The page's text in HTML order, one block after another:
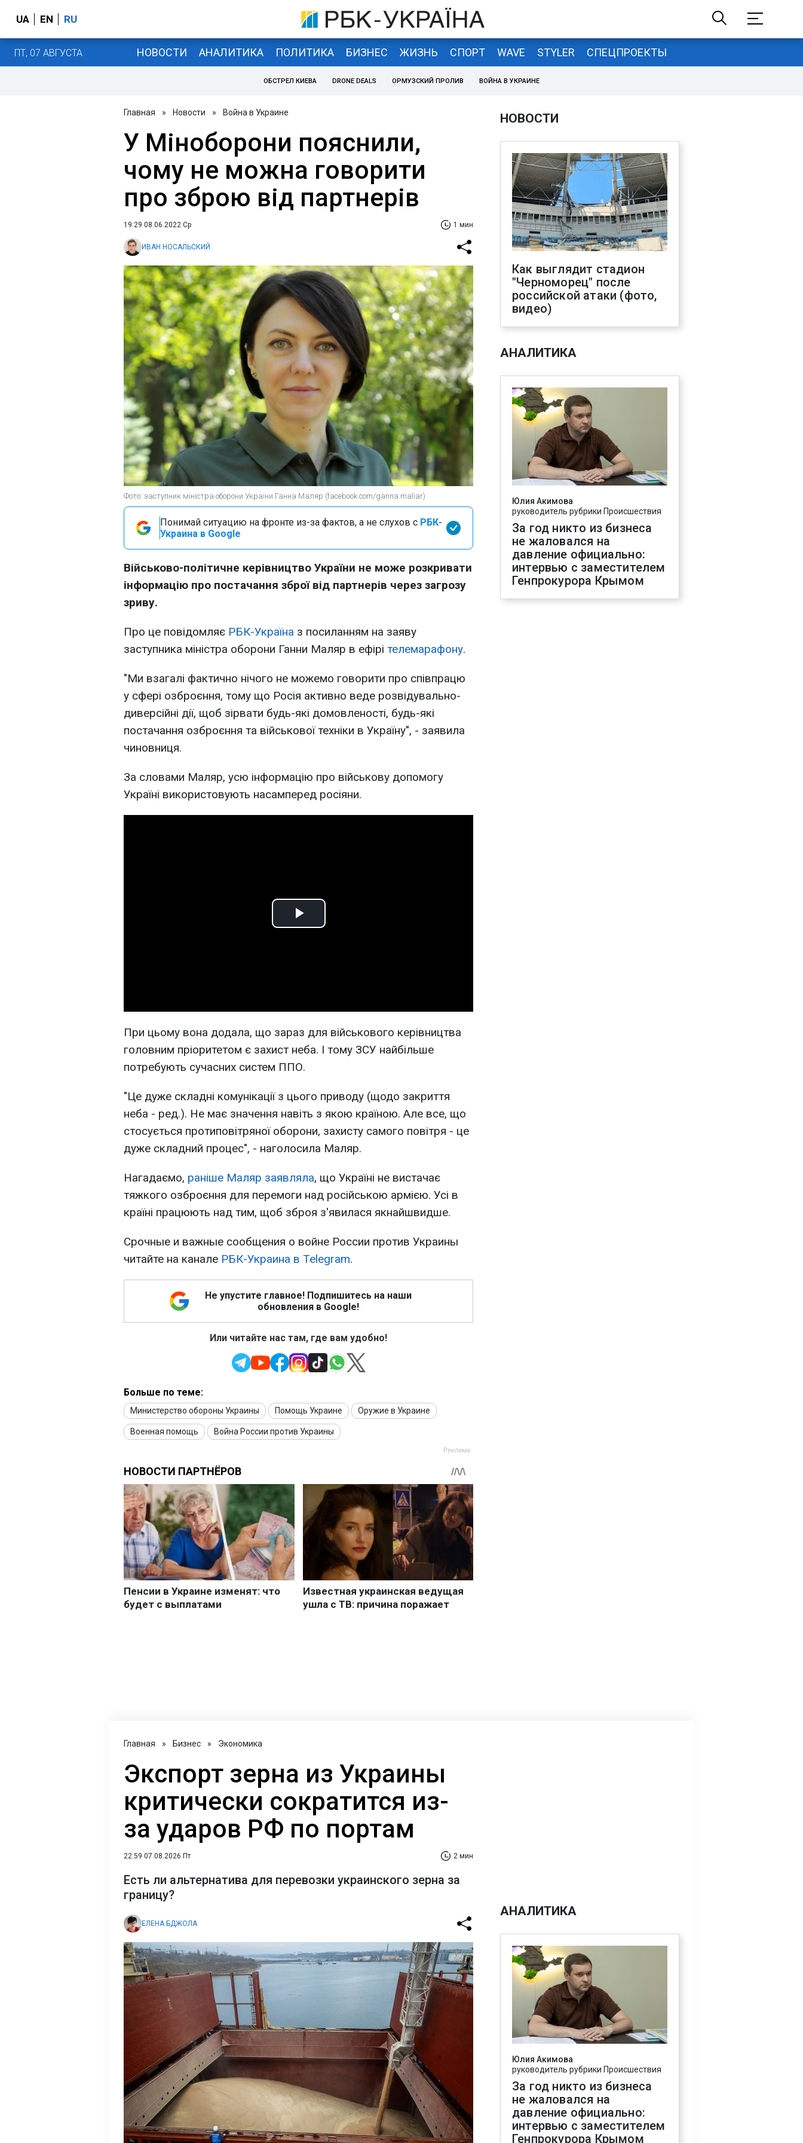
UA EN RU
ПТ, 07 АВГУСТА НОВОСТИ АНАЛИТИКА ПОЛИТИКА БИЗНЕС ЖИЗНЬ СПОРТ WAVE STYLER СПЕЦПРОЕКТЫ
ОБСТРЕЛ КИЕВА DRONE DEALS ОРМУЗСКИЙ ПРОЛИВ ВОЙНА В УКРАИНЕ
Главная » Новости » Война в Украине
У Міноборони пояснили,
чому не можна говорити
про зброю від партнерів
19:29 08.06.2022 Ср 1 мин
ИВАН НОСАЛЬСКИЙ
Фото: заступник міністра оборони України Ганна Маляр (facebook.com/ganna.maliar)
Понимай ситуацию на фронте из-за фактов, а не слухов с РБК-
Украина в Google
Військово-політичне керівництво України не може розкривати
інформацію про постачання зброї від партнерів через загрозу
зриву.
Про це повідомляє РБК-Україна з посиланням на заяву
заступника міністра оборони Ганни Маляр в ефірі телемарафону.
"Ми взагалі фактично нічого не можемо говорити про співпрацю
у сфері озброєння, тому що Росія активно веде розвідувально-
диверсійні дії, щоб зірвати будь-які домовленості, будь-які
постачання озброєння та військової техніки в Україну", - заявила
чиновниця.
За словами Маляр, усю інформацію про військову допомогу
Україні використовують насамперед росіяни.
Play
При цьому вона додала, що зараз для військового керівництва
головним пріоритетом є захист неба. І тому ЗСУ найбільше
потребують сучасних систем ППО.
"Це дуже складні комунікації з цього приводу (щодо закриття
неба - ред.). Не має значення навіть з якою країною. Але все, що
стосується протиповітряної оборони, захисту самого повітря - це
дуже складний процес", - наголосила Маляр.
Нагадаємо, раніше Маляр заявляла, що Україні не вистачає
тяжкого озброєння для перемоги над російською армією. Усі в
країні працюють над тим, щоб зброя з'явилася якнайшвидше.
Срочные и важные сообщения о войне России против Украины
читайте на канале РБК-Украина в Telegram.
Не упустите главное! Подпишитесь на наши
обновления в Google!
Или читайте нас там, где вам удобно!
Больше по теме:
Министерство обороны Украины Помощь Украине Оружие в Украине
Военная помощь Война России против Украины
НОВОСТИ
Как выглядит стадион
"Черноморец" после
российской атаки (фото,
видео)
АНАЛИТИКА
Юлия Акимова
руководитель рубрики Происшествия
За год никто из бизнеса
не жаловался на
давление официально:
интервью с заместителем
Генпрокурора Крымом
Главная » Бизнес » Экономика
Экспорт зерна из Украины
критически сократится из-
за ударов РФ по портам
22:59 07.08.2026 Пт 2 мин
Есть ли альтернатива для перевозки украинского зерна за
границу?
ЕЛЕНА БДЖОЛА
АНАЛИТИКА
Юлия Акимова
руководитель рубрики Происшествия
За год никто из бизнеса
не жаловался на
давление официально:
интервью с заместителем
Генпрокурора Крымом